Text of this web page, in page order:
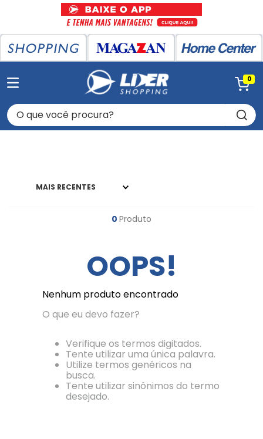
0
O que você procura?
MAIS RECENTES
0 Produto
OOPS!
Nenhum produto encontrado
O que eu devo fazer?
Verifique os termos digitados.
Tente utilizar uma única palavra.
Utilize termos genéricos na
busca.
Tente utilizar sinônimos do termo
desejado.